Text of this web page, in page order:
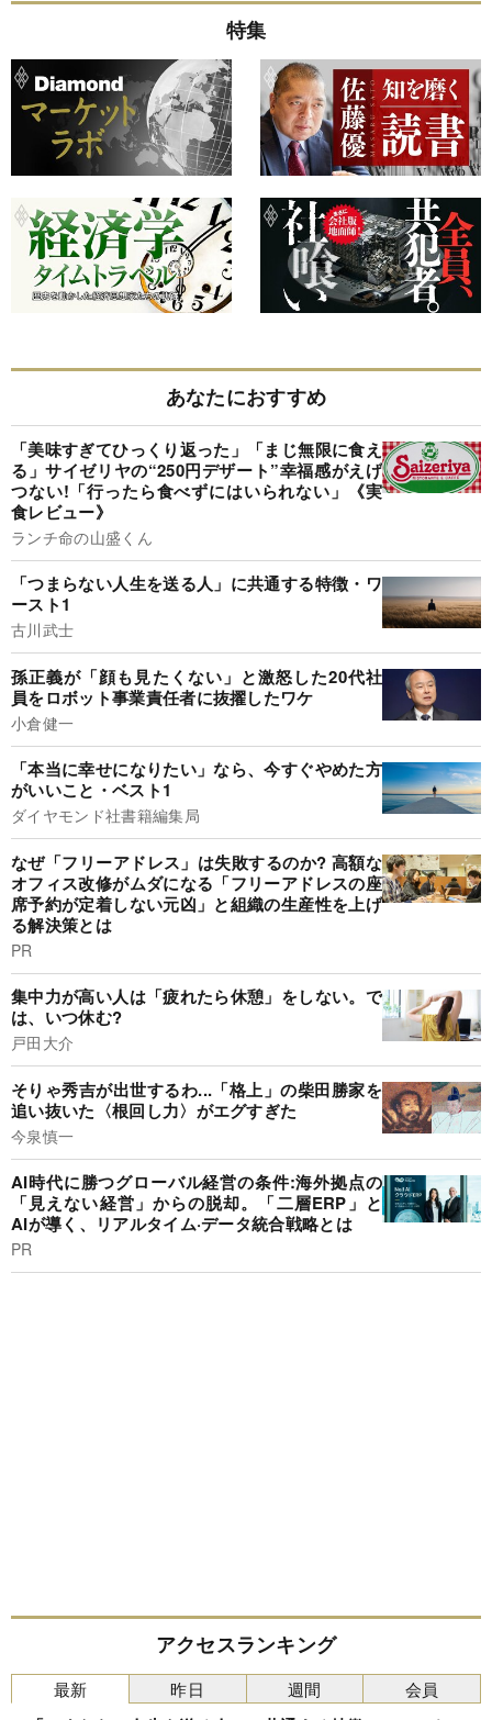
特集
あなたにおすすめ
「美味すぎてひっくり返った」「まじ無限に食え
る」サイゼリヤの“250円デザート”幸福感がえげ
つない!「行ったら食べずにはいられない」《実
食レビュー》
ランチ命の山盛くん
「つまらない人生を送る人」に共通する特徴・ワ
ースト1
古川武士
孫正義が「顔も見たくない」と激怒した20代社
員をロボット事業責任者に抜擢したワケ
小倉健一
「本当に幸せになりたい」なら、今すぐやめた方
がいいこと・ベスト1
ダイヤモンド社書籍編集局
なぜ「フリーアドレス」は失敗するのか? 高額な
オフィス改修がムダになる「フリーアドレスの座
席予約が定着しない元凶」と組織の生産性を上げ
る解決策とは
PR
集中力が高い人は「疲れたら休憩」をしない。で
は、いつ休む?
戸田大介
そりゃ秀吉が出世するわ...「格上」の柴田勝家を
追い抜いた〈根回し力〉がエグすぎた
今泉慎一
AI時代に勝つグローバル経営の条件:海外拠点の
「見えない経営」からの脱却。「二層ERP」と
AIが導く、リアルタイム·データ統合戦略とは
PR
アクセスランキング
最新 昨日 週間 会員